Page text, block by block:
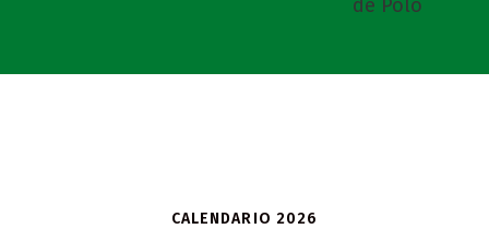
CALENDARIO 2026